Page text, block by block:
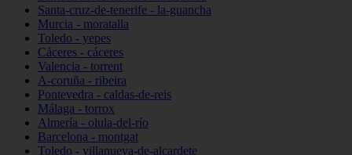
Santa-cruz-de-tenerife - la-guancha
Murcia - moratalla
Toledo - yepes
Cáceres - cáceres
Valencia - torrent
A-coruña - ribeira
Pontevedra - caldas-de-reis
Málaga - torrox
Almería - olula-del-río
Barcelona - montgat
Toledo - villanueva-de-alcardete